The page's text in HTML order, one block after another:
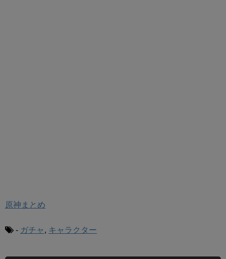
原神まとめ
- ガチャ , キャラクター